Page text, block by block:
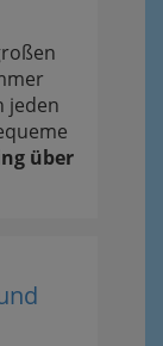
jeden
über